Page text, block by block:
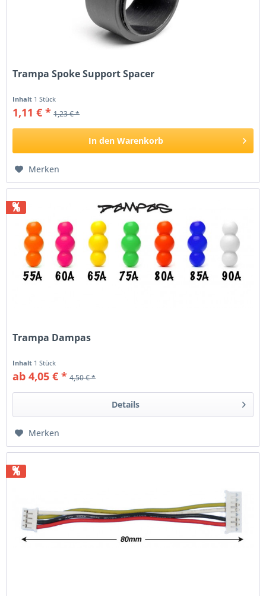
Trampa Spoke Support Spacer
Inhalt 1 Stück
1,11 € * 1,23 € *
In den Warenkorb
Merken
%
Trampa Dampas
Inhalt 1 Stück
ab 4,05 € * 4,50 € *
Details
Merken
%